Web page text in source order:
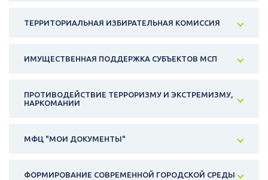
ТЕРРИТОРИАЛЬНАЯ ИЗБИРАТЕЛЬНАЯ КОМИССИЯ
ИМУЩЕСТВЕННАЯ ПОДДЕРЖКА СУБЪЕКТОВ МСП
ПРОТИВОДЕЙСТВИЕ ТЕРРОРИЗМУ И ЭКСТРЕМИЗМУ,
НАРКОМАНИИ
МФЦ "МОИ ДОКУМЕНТЫ"
ФОРМИРОВАНИЕ СОВРЕМЕННОЙ ГОРОДСКОЙ СРЕДЫ